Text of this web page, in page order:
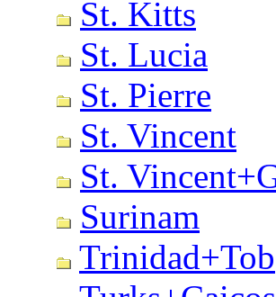
St. Kitts
St. Lucia
St. Pierre
St. Vincent
St.
Surinam
Trinidad+Tob